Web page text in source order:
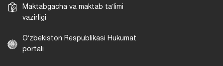
Maktabgacha va maktab taʼlimi
vazirligi
Oʻzbekiston Respublikasi Hukumat
portali